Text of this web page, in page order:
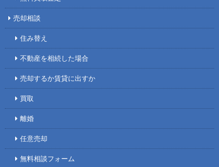
売却相談
住み替え
不動産を相続した場合
売却するか賃貸に出すか
買取
離婚
任意売却
無料相談フォーム